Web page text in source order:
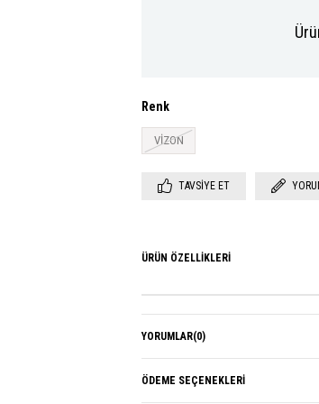
Renk
VİZON
TAVSIYE ET
ÜRÜN ÖZELLIKLERI
YORUMLAR(0)
ÖDEME SEÇENEKLERI